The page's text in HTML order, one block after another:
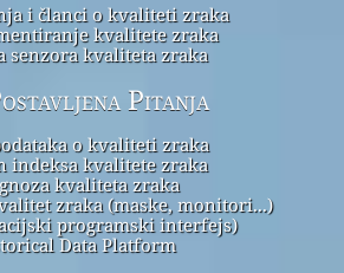
i članci o kvaliteti zraka
kvalitete zraka
senzora kvaliteta zraka
Pitanja
o kvaliteti zraka
indeksa kvalitete zraka
kvaliteta zraka
zraka (maske, monitori...)
programski interfejs)
Data Platform